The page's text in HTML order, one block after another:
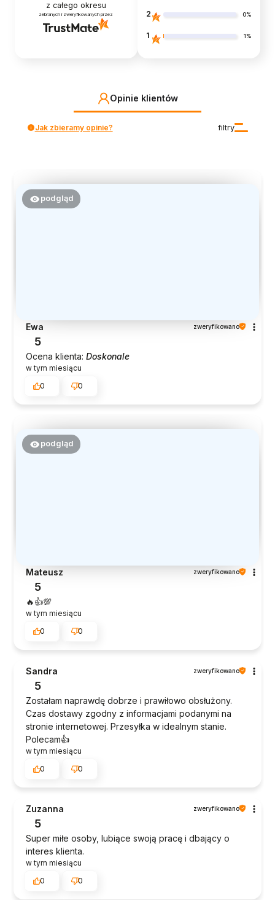
z całego okresu
zebranych i zweryfikowanych przez 2 0%
1 1%
Opinie klientów
filtry
Jak zbieramy opinie?
podgląd
Ewa zweryfikowano
5
Ocena klienta: Doskonale
w tym miesiącu
0
0
podgląd
Mateusz zweryfikowano
5
🔥👍️💯
w tym miesiącu
0
0
Sandra zweryfikowano
5
Zostałam naprawdę dobrze i prawiłowo obsłużony.
Czas dostawy zgodny z informacjami podanymi na
stronie internetowej. Przesyłka w idealnym stanie.
Polecam👍️
w tym miesiącu
0
0
Zuzanna zweryfikowano
5
Super miłe osoby, lubiące swoją pracę i dbający o
interes klienta.
w tym miesiącu
0
0